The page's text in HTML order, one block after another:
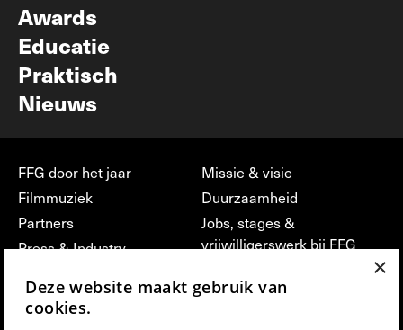
Awards
Educatie
Praktisch
Nieuws
FFG door het jaar
Filmmuziek
Partners
Press & Industry
Film Fest Friends
Missie & visie
Duurzaamheid
Jobs, stages &
vrijwilligerswerk bij FFG
Privacy & Disclaimer
×
Deze website maakt gebruik van
cookies.